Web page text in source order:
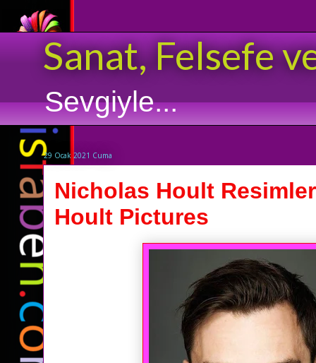
Sanat, Felsefe
Sevgiyle...
29 Ocak 2021 Cuma
Nicholas Hoult
Hoult Pictures